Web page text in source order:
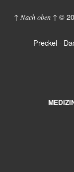
↑ Nach oben ↑ ©
Preckel -